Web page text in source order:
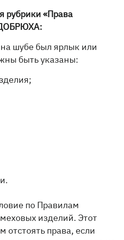
рубрики «Права
ДОБРЮХА:
шубе был ярлык или
быть указаны:
по Правилам
изделий. Этот
права, если